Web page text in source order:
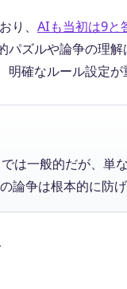
り、 AIも当初は9と
ズルや論争の理解
確なルール設定が
は一般的だが、単
論争は根本的に防げ